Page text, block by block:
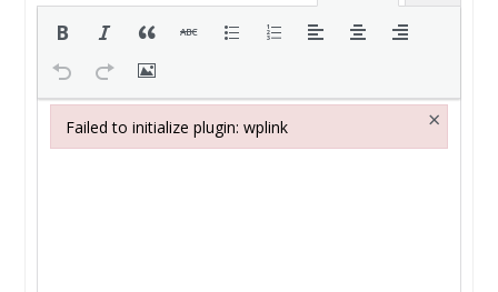
Failed to initialize plugin: wplink ×
Failed to initialize plugin: wplink